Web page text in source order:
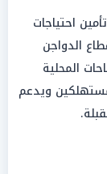
احتياجات
الدواجن
المحلية
ويدعم